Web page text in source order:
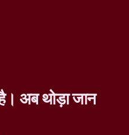
अब थोड़ा जान